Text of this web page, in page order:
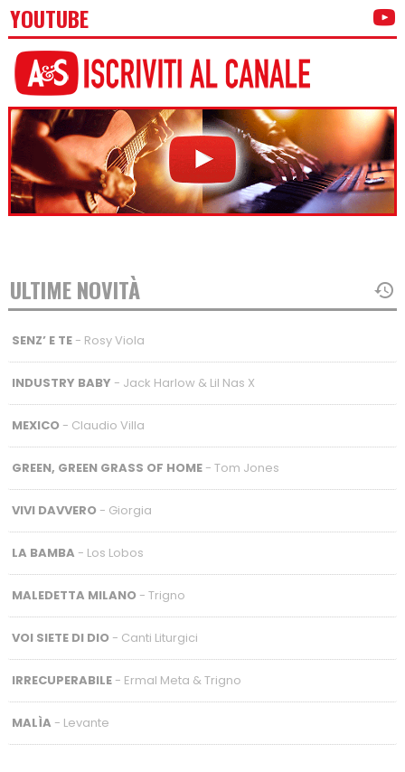
YOUTUBE
ULTIME NOVITÀ
SENZ’ E TE- Rosy Viola
INDUSTRY BABY - Jack Harlow & Lil Nas X
MEXICO- Claudio Villa
GREEN, GREEN GRASS OF HOME- Tom Jones
VIVI DAVVERO- Giorgia
LA BAMBA - Los Lobos
MALEDETTA MILANO- Trigno
VOI SIETE DI DIO- Canti Liturgici
IRRECUPERABILE- Ermal Meta & Trigno
MALÌA - Levante